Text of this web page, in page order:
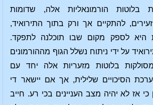
בלוטות הורמונאליות אלה, שדומות
זעירים, להתקיים אך ורק בתוך התירואיד,
היא לספק מקום שבו תוכלנה לתפקד.
על ידי ניתוח נשלל הגוף מההורמונים
בלוטות מזעריות אלה יחד עם
הסיכויים שלילית, אך אם יישאר די
כי אז לא יהיה מצב העניינים בכי רע. חייב